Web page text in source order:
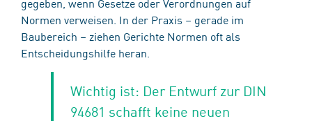
Normen verweisen. In der Praxis – gerade im
Baubereich – ziehen Gerichte Normen oft als
Entscheidungshilfe heran.
Wichtig ist: Der Entwurf zur DIN
94681 schafft keine neuen